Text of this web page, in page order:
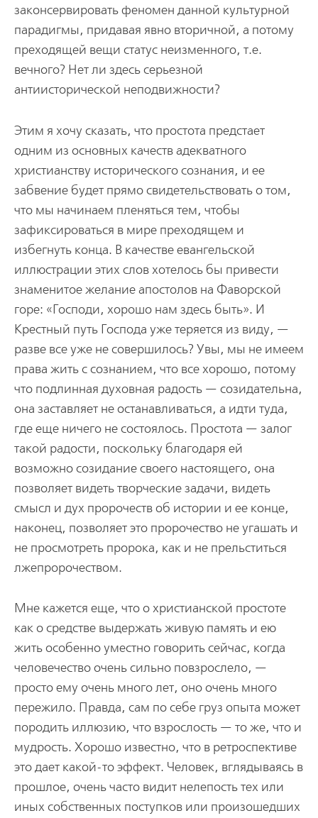
законсервировать феномен данной культурной
парадигмы, придавая явно вторичной, а потому
преходящей вещи статус неизменного, т.е.
вечного? Нет ли здесь серьезной
антиисторической неподвижности?
Этим я хочу сказать, что простота предстает
одним из основных качеств адекватного
христианству исторического сознания, и ее
забвение будет прямо свидетельствовать о том,
что мы начинаем пленяться тем, чтобы
зафиксироваться в мире преходящем и
избегнуть конца. В качестве евангельской
иллюстрации этих слов хотелось бы привести
знаменитое желание апостолов на Фаворской
горе: «Господи, хорошо нам здесь быть». И
Крестный путь Господа уже теряется из виду, —
разве все уже не совершилось? Увы, мы не имеем
права жить с сознанием, что все хорошо, потому
что подлинная духовная радость — созидательна,
она заставляет не останавливаться, а идти туда,
где еще ничего не состоялось. Простота — залог
такой радости, поскольку благодаря ей
возможно созидание своего настоящего, она
позволяет видеть творческие задачи, видеть
смысл и дух пророчеств об истории и ее конце,
наконец, позволяет это пророчество не угашать и
не просмотреть пророка, как и не прельститься
лжепророчеством.
Мне кажется еще, что о христианской простоте
как о средстве выдержать живую память и ею
жить особенно уместно говорить сейчас, когда
человечество очень сильно повзрослело, —
просто ему очень много лет, оно очень много
пережило. Правда, сам по себе груз опыта может
породить иллюзию, что взрослость — то же, что и
мудрость. Хорошо известно, что в ретроспективе
это дает какой-то эффект. Человек, вглядываясь в
прошлое, очень часто видит нелепость тех или
иных собственных поступков или произошедших